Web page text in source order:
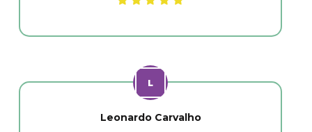
Leonardo Carvalho